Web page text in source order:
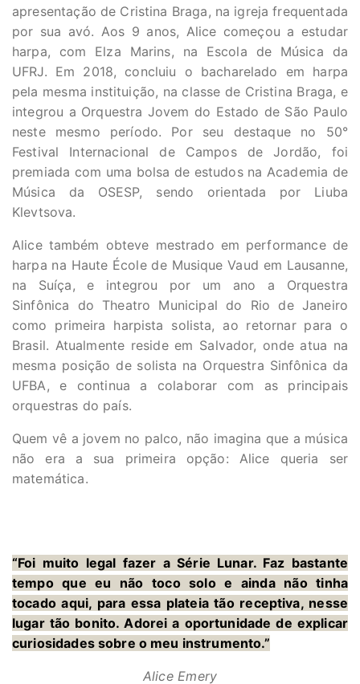
apresentação de Cristina Braga, na igreja frequentada
por sua avó. Aos 9 anos, Alice começou a estudar
harpa, com Elza Marins, na Escola de Música da
UFRJ. Em 2018, concluiu o bacharelado em harpa
pela mesma instituição, na classe de Cristina Braga, e
integrou a Orquestra Jovem do Estado de São Paulo
neste mesmo período. Por seu destaque no 50°
Festival Internacional de Campos de Jordão, foi
premiada com uma bolsa de estudos na Academia de
Música da OSESP, sendo orientada por Liuba
Klevtsova.
Alice também obteve mestrado em performance de
harpa na Haute École de Musique Vaud em Lausanne,
na Suíça, e integrou por um ano a Orquestra
Sinfônica do Theatro Municipal do Rio de Janeiro
como primeira harpista solista, ao retornar para o
Brasil. Atualmente reside em Salvador, onde atua na
mesma posição de solista na Orquestra Sinfônica da
UFBA, e continua a colaborar com as principais
orquestras do país.
Quem vê a jovem no palco, não imagina que a música
não era a sua primeira opção: Alice queria ser
matemática.
“Foi muito legal fazer a Série Lunar. Faz bastante
tempo que eu não toco solo e ainda não tinha
tocado aqui, para essa plateia tão receptiva, nesse
lugar tão bonito. Adorei a oportunidade de explicar
curiosidades sobre o meu instrumento.”
Alice Emery